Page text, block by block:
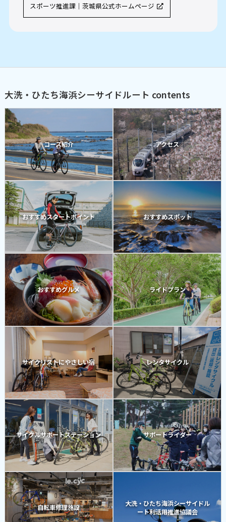
スポーツ推進課｜茨城県公式ホームページ
大洗・ひたち海浜シーサイドルート contents
コース紹介 アクセス
おすすめスタートポイント おすすめスポット
おすすめグルメ ライドプラン
サイクリストにやさしい宿 レンタサイクル
サイクルサポートステーション サポートライダー
自転車修理施設
大洗・ひたち海浜シーサイドル
ート利活用推進協議会